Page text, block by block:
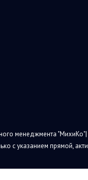
менеджмента
с указанием прямой,